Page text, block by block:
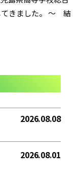
てきました。 ～ 結
2026.08.08
2026.08.01